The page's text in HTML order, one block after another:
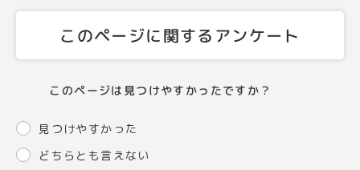
このページに関するアンケート
このページは見つけやすかったですか？
見つけやすかった
どちらとも言えない